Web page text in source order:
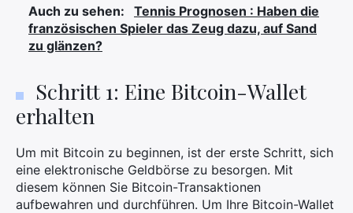
Auch zu sehen:
Tennis Prognosen : Haben die
französischen Spieler das Zeug dazu, auf Sand
zu glänzen?
Schritt 1: Eine Bitcoin-Wallet
erhalten
Um mit Bitcoin zu beginnen, ist der erste Schritt, sich
eine elektronische Geldbörse zu besorgen. Mit
diesem können Sie Bitcoin-Transaktionen
aufbewahren und durchführen. Um Ihre Bitcoin-Wallet